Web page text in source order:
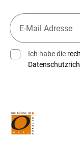
Ich habe die